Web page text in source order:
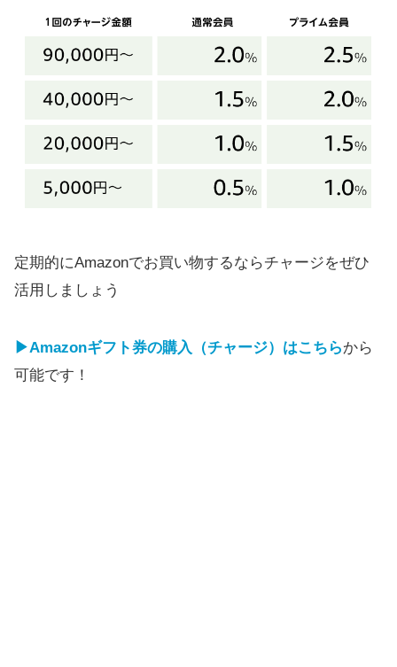
定期的にAmazonでお買い物するならチャージをぜひ
活用しましょう
▶Amazonギフト券の購入（チャージ）はこちらから
可能です！